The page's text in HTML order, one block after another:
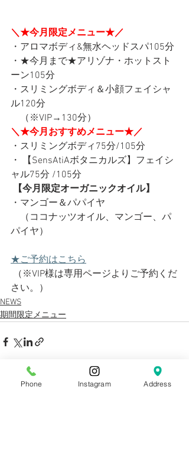
＼★今月限定メニュー★／
・アロマボディ&無水ヘッドスパ105分
・★今月まで★アリゾナ・ホットスト
ーン105分
・スリミングボディ＆小顔フェイシャ
ル120分
（※VIP→130分）
＼★今月おすすめメニュー★／
・スリミングボディ75分/105分
・ 【SensAtiAボタニカルズ】フェイシ
ャル75分 /105分
【今月限定オーガニックオイル】
・マンゴー＆パパイヤ
（ココナッツオイル、マンゴー、パ
パイヤ）
★ご予約はこちら
さい。）
NEWS
期間限定メニュー
最新記事 すべて表示
Phone Instagram Address